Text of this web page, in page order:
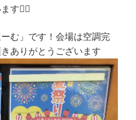
す🙇‍♂️
む」です！会場は空調完
ありがとうございます